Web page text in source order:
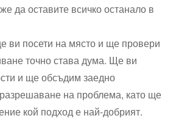
да оставите всичко останало в
ви посети на място и ще провери
точно става дума. Ще ви
и ще обсъдим заедно
на проблема, като ще
кой подход е най-добрият.